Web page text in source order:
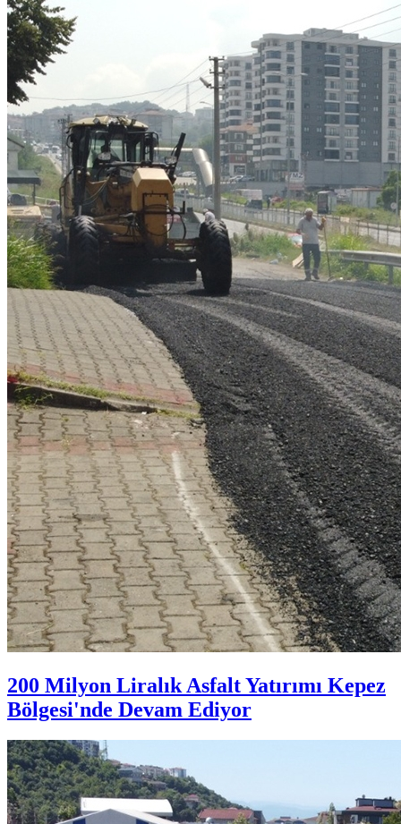
200 Milyon Liralık Asfalt Yatırımı Kepez
Bölgesi'nde Devam Ediyor